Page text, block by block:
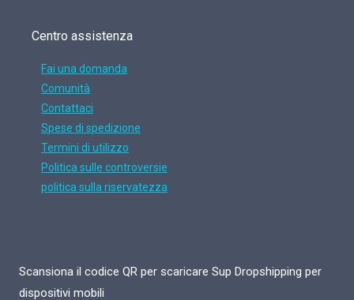
Centro assistenza
Fai una domanda
Comunità
Contattaci
Spese di spedizione
Termini di utilizzo
Politica sulle controversie
politica sulla riservatezza
Scansiona il codice QR per scaricare Sup Dropshipping per
dispositivi mobili